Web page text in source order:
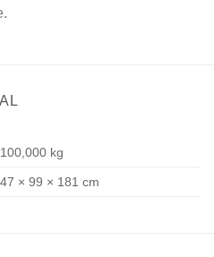
100,000 kg
47 × 99 × 181 cm